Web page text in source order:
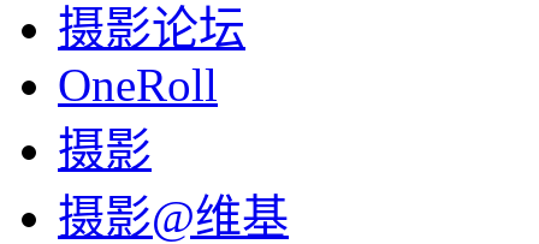
摄影论坛
OneRoll
摄影
摄影@维基